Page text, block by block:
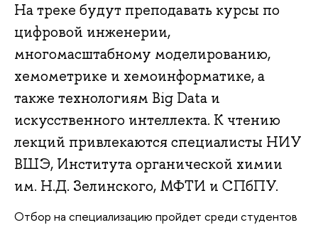
На треке будут преподавать курсы по
цифровой инженерии,
многомасштабному моделированию,
хемометрике и хемоинформатике, а
также технологиям Big Data и
искусственного интеллекта. К чтению
лекций привлекаются специалисты НИУ
ВШЭ, Института органической химии
им. Н.Д. Зелинского, МФТИ и СПбПУ.
Отбор на специализацию пройдет среди студентов